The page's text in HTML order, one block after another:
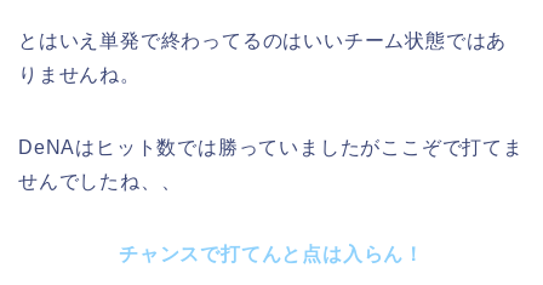
とはいえ単発で終わってるのはいいチーム状態ではあ
りませんね。
DeNAはヒット数では勝っていましたがここぞで打てま
せんでしたね、、
チャンスで打てんと点は入らん！